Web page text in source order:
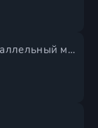
Рыцарь-скелет вступает в параллельный мир 2 сезон